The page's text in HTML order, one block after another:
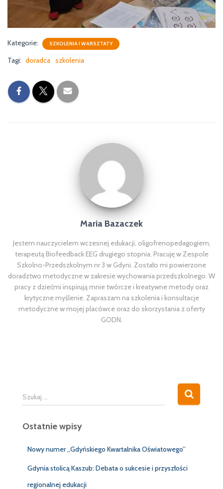
Kategorie: SZKOLENIA I WARSZTATY
Tagi: doradca szkolenia
Maria Bazaczek
Jestem nauczycielem wczesnej edukacji, oligofrenopedagogiem,
terapeutą Biofeedback EEG drugiego stopnia. Pracuję w Zespole
Szkolno-Przedszkolnym nr 3 w Gdyni. Zostało mi powierzone
doradztwo metodyczne w zakresie wychowania przedszkolnego. W
pracy z dziećmi inspirują mnie twórcze i kreatywne metody oraz
krytyczne myślenie. Zapraszam na szkolenia i konsultacje
metodyczne w mojej placówce oraz do skorzystania z oferty
GODN.
S
z
k
Szukaj …
Ostatnie wpisy
Nowy numer „Gdyńskiego Kwartalnika Oświatowego”
Gdynia stolicą Kaszub: Debata o sukcesie i przyszłości
regionalnej edukacji